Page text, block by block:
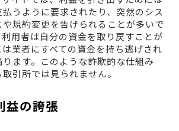
うように要求されたり、突然のシス
規約変更を告げられることが多いで
用者は自分の資金を取り戻すことが
業者にすべての資金を持ち逃げされ
ます。このような詐欺的な仕組み
引所では見られません。
益の誇張